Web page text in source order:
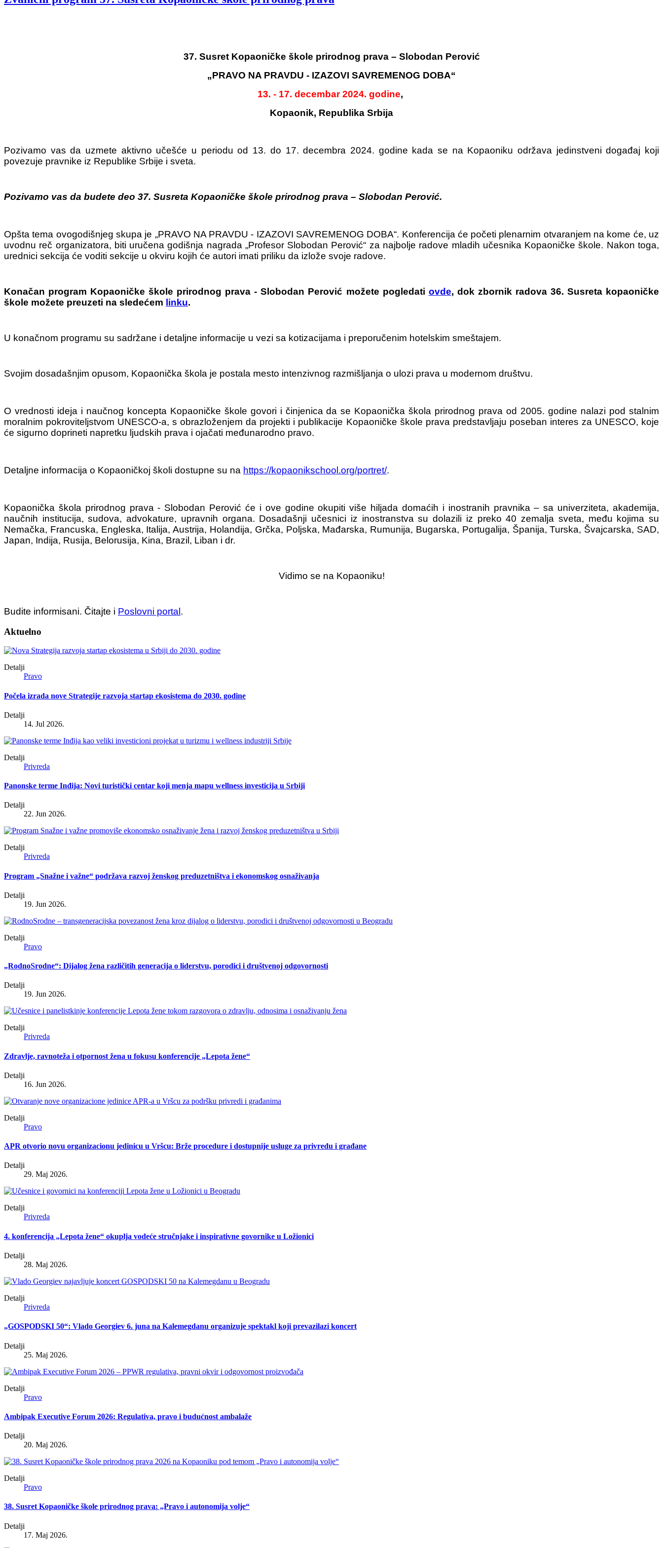
37. Susret Kopaoničke škole prirodnog prava – Slobodan Perović
„PRAVO NA PRAVDU - IZAZOVI SAVREMENOG DOBA“
13. - 17. decembar 2024. godine,
Kopaonik, Republika Srbija
Pozivamo vas da uzmete aktivno učešće u periodu od 13. do 17. decembra 2024. godine kada se na Kopaoniku održava jedinstveni događaj koji
povezuje pravnike iz Republike Srbije i sveta.
Pozivamo vas da budete deo 37. Susreta Kopaoničke škole prirodnog prava – Slobodan Perović.
Opšta tema ovogodišnjeg skupa je „PRAVO NA PRAVDU - IZAZOVI SAVREMENOG DOBA“. Konferencija će početi plenarnim otvaranjem na kome će, uz
uvodnu reč organizatora, biti uručena godišnja nagrada „Profesor Slobodan Perović“ za najbolje radove mladih učesnika Kopaoničke škole. Nakon toga,
urednici sekcija će voditi sekcije u okviru kojih će autori imati priliku da izlože svoje radove.
Konačan program Kopaoničke škole prirodnog prava - Slobodan Perović možete pogledati ovde, dok zbornik radova 36. Susreta kopaoničke
škole možete preuzeti na sledećem linku.
U konačnom programu su sadržane i detaljne informacije u vezi sa kotizacijama i preporučenim hotelskim smeštajem.
Svojim dosadašnjim opusom, Kopaonička škola je postala mesto intenzivnog razmišljanja o ulozi prava u modernom društvu.
O vrednosti ideja i naučnog koncepta Kopaoničke škole govori i činjenica da se Kopaonička škola prirodnog prava od 2005. godine nalazi pod stalnim
moralnim pokroviteljstvom UNESCO-a, s obrazloženjem da projekti i publikacije Kopaoničke škole prava predstavljaju poseban interes za UNESCO, koje
će sigurno doprineti napretku ljudskih prava i ojačati međunarodno pravo.
Detaljne informacija o Kopaoničkoj školi dostupne su na https://kopaonikschool.org/portret/.
Kopaonička škola prirodnog prava - Slobodan Perović će i ove godine okupiti više hiljada domaćih i inostranih pravnika – sa univerziteta, akademija,
naučnih institucija, sudova, advokature, upravnih organa. Dosadašnji učesnici iz inostranstva su dolazili iz preko 40 zemalja sveta, među kojima su
Nemačka, Francuska, Engleska, Italija, Austrija, Holandija, Grčka, Poljska, Mađarska, Rumunija, Bugarska, Portugalija, Španija, Turska, Švajcarska, SAD,
Japan, Indija, Rusija, Belorusija, Kina, Brazil, Liban i dr.
Vidimo se na Kopaoniku!
Budite informisani. Čitajte i Poslovni portal.
Aktuelno
Detalji
Pravo
Počela izrada nove Strategije razvoja startap ekosistema do 2030. godine
Detalji
14. Jul 2026.
Detalji
Privreda
Panonske terme Inđija: Novi turistički centar koji menja mapu wellness investicija u Srbiji
Detalji
22. Jun 2026.
Detalji
Privreda
Program „Snažne i važne“ podržava razvoj ženskog preduzetništva i ekonomskog osnaživanja
Detalji
19. Jun 2026.
Detalji
Pravo
„RodnoSrodne“: Dijalog žena različitih generacija o liderstvu, porodici i društvenoj odgovornosti
Detalji
19. Jun 2026.
Detalji
Privreda
Zdravlje, ravnoteža i otpornost žena u fokusu konferencije „Lepota žene“
Detalji
16. Jun 2026.
Detalji
Pravo
APR otvorio novu organizacionu jedinicu u Vršcu: Brže procedure i dostupnije usluge za privredu i građane
Detalji
29. Maj 2026.
Detalji
Privreda
4. konferencija „Lepota žene“ okuplja vodeće stručnjake i inspirativne govornike u Ložionici
Detalji
28. Maj 2026.
Detalji
Privreda
„GOSPODSKI 50“: Vlado Georgiev 6. juna na Kalemegdanu organizuje spektakl koji prevazilazi koncert
Detalji
25. Maj 2026.
Detalji
Pravo
Ambipak Executive Forum 2026: Regulativa, pravo i budućnost ambalaže
Detalji
20. Maj 2026.
Detalji
Pravo
38. Susret Kopaoničke škole prirodnog prava: „Pravo i autonomija volje“
Detalji
17. Maj 2026.